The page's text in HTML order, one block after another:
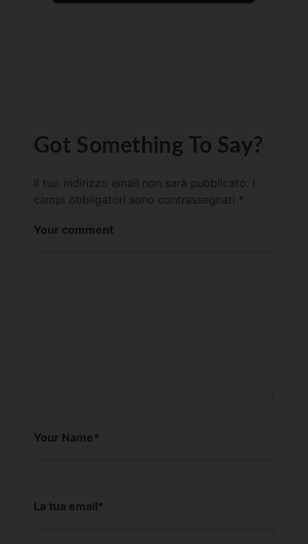
Got Something To Say?
Il tuo indirizzo email non sarà pubblicato.
campi obbligatori sono contrassegnati *
Your comment
Your Name*
La tua email*